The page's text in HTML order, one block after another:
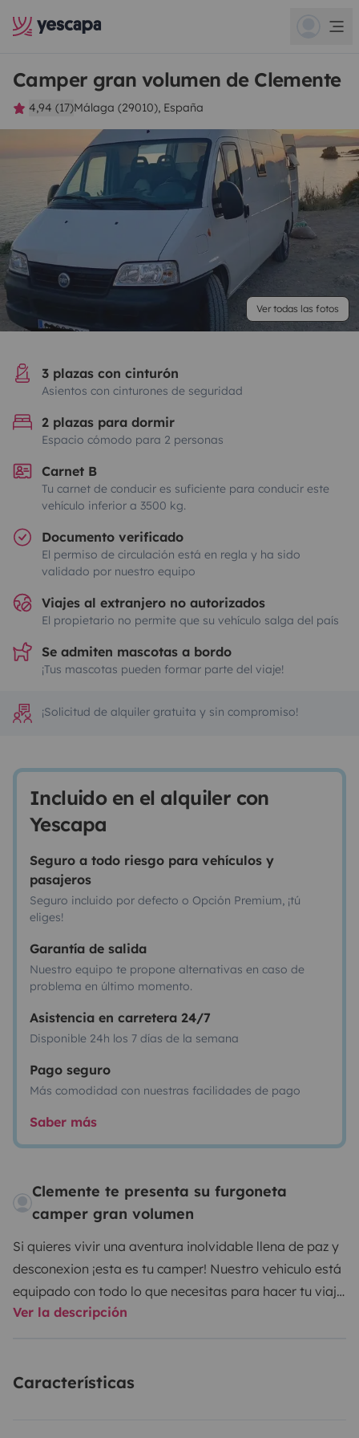
Camper gran volumen de Clemente
4,94 (17)Málaga (29010), España
Ver todas las fotos
3 plazas con cinturón
Asientos con cinturones de seguridad
2 plazas para dormir
Espacio cómodo para 2 personas
Carnet B
Tu carnet de conducir es suficiente para conducir este
vehículo inferior a 3500 kg.
Documento verificado
El permiso de circulación está en regla y ha sido
validado por nuestro equipo
Viajes al extranjero no autorizados
El propietario no permite que su vehículo salga del país
Se admiten mascotas a bordo
¡Tus mascotas pueden formar parte del viaje!
¡Solicitud de alquiler gratuita y sin compromiso!
Incluido en el alquiler con
Yescapa
Seguro a todo riesgo para vehículos y
pasajeros
Seguro incluido por defecto o Opción Premium, ¡tú
eliges!
Garantía de salida
Nuestro equipo te propone alternativas en caso de
problema en último momento.
Asistencia en carretera 24/7
Disponible 24h los 7 días de la semana
Pago seguro
Más comodidad con nuestras facilidades de pago
Saber más
Clemente te presenta su furgoneta
camper gran volumen
Si quieres vivir una aventura inolvidable llena de paz y
desconexion ¡esta es tu camper! Nuestro vehiculo está
equipado con todo lo que necesitas para hacer tu viaje
perfecto, cualquier temporada del año.
-Cocina completamente equipada con 2 hornillos de
Ver la descripción
Características